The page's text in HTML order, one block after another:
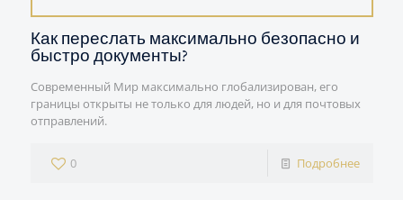
Как переслать максимально безопасно и
быстро документы?
Современный Мир максимально глобализирован, его
границы открыты не только для людей, но и для почтовых
отправлений.
0 Подробнее